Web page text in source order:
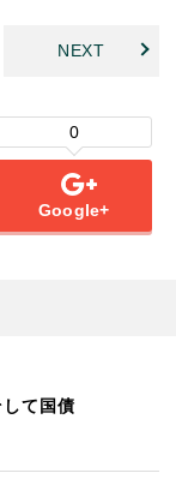
NEXT
0
Google+
して国債